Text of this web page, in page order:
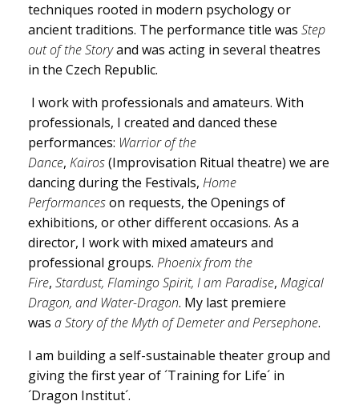
techniques rooted in modern psychology or
ancient traditions. The performance title was Step
out of the Storyand was acting in several theatres
in the Czech Republic.
I work with professionals and amateurs. With
professionals, I created and danced these
performances: Warrior of the
Dance, Kairos(Improvisation Ritual theatre) we are
dancing during the Festivals, Home
Performanceson requests, the Openings of
exhibitions, or other different occasions. As a
director, I work with mixed amateurs and
professional groups. Phoenix from the
Fire, Stardust, Flamingo Spirit, I am Paradise, Magical
Dragon, and Water-Dragon. My last premiere
was a Story of the Myth of Demeter and Persephone.
I am building a self-sustainable theater group and
giving the first year of ´Training for Life´ in
´Dragon Institut´.